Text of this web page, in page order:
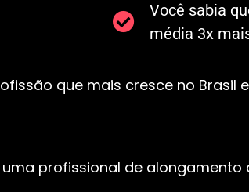
Você sabia
média 3x
que mais cresce no
profissional de